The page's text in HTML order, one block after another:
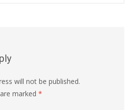
will not be published.
marked *